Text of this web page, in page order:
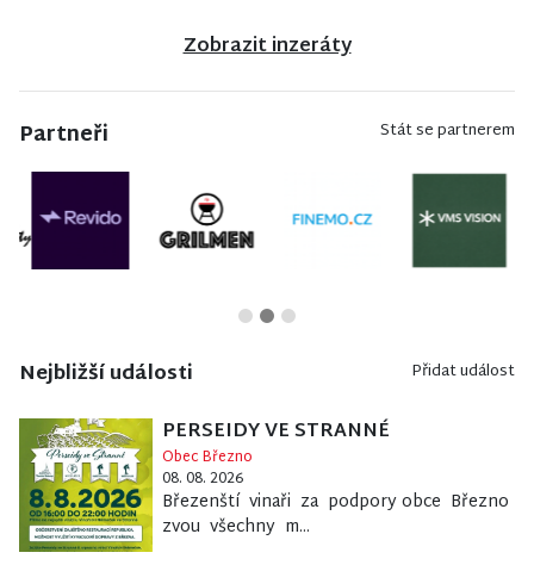
Zobrazit inzeráty
Partneři Stát se partnerem
Nejbližší události Přidat událost
PERSEIDY VE STRANNÉ
Obec Březno
08. 08. 2026
Březenští vinaři za podpory obce Březno
zvou všechny m...